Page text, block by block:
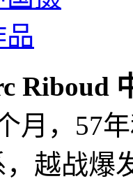
Riboud
月，57
，越战爆